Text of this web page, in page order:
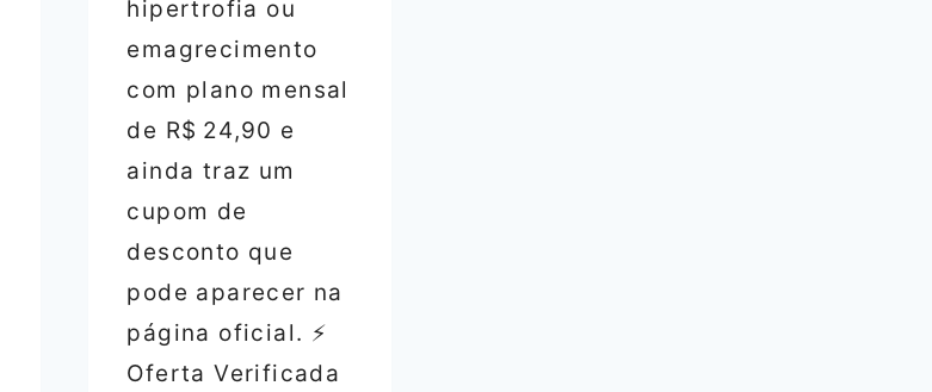
hipertrofia ou
emagrecimento
com plano mensal
de R$ 24,90 e
ainda traz um
cupom de
desconto que
pode aparecer na
página oficial. ⚡
Oferta Verificada